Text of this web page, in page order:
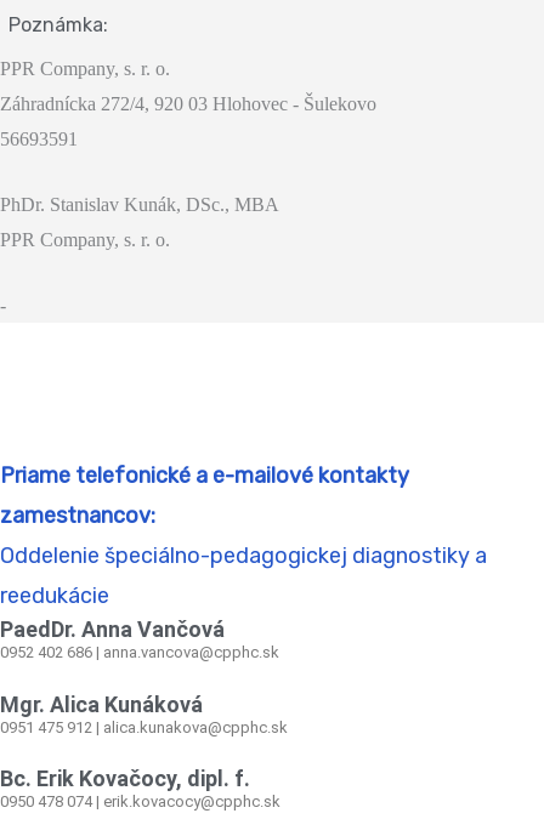
Poznámka:
PPR Company, s. r. o.
Záhradnícka 272/4, 920 03 Hlohovec - Šulekovo
56693591
PhDr. Stanislav Kunák, DSc., MBA
PPR Company, s. r. o.
-
Priame telefonické a e-mailové kontakty
zamestnancov:
Oddelenie špeciálno-pedagogickej diagnostiky a
reedukácie
PaedDr. Anna Vančová
0952 402 686 | anna.vancova@cpphc.sk
Mgr. Alica Kunáková
0951 475 912 | alica.kunakova@cpphc.sk
Bc. Erik Kovačocy, dipl. f.
0950 478 074 | erik.kovacocy@cpphc.sk